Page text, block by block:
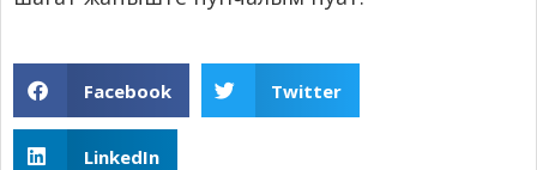
Facebook Twitter
LinkedIn